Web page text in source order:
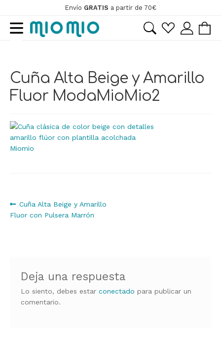
Envío GRATIS a partir de 70€
Ir
a
Ir
al
Cuña Alta Beige y Amarillo
Fluor ModaMioMio2
Navegación
de
Anterior:
Cuña Alta Beige y Amarillo
Fluor con Pulsera Marrón
Deja una respuesta
Lo siento, debes estarconectado para publicar un
comentario.